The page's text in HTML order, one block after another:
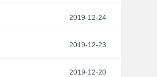
2019-12-24
2019-12-23
2019-12-20